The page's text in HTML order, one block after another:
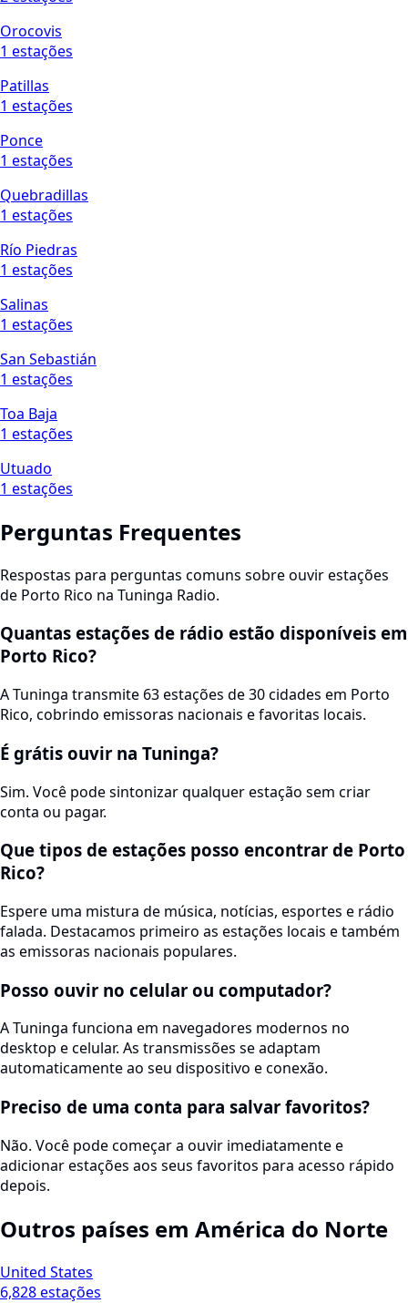
Orocovis
1 estações
Patillas
1 estações
Ponce
1 estações
Quebradillas
1 estações
Río Piedras
1 estações
Salinas
1 estações
San Sebastián
1 estações
Toa Baja
1 estações
Utuado
1 estações
Perguntas Frequentes
Respostas para perguntas comuns sobre ouvir estações
de Porto Rico na Tuninga Radio.
Quantas estações de rádio estão disponíveis em
Porto Rico?
A Tuninga transmite 63 estações de 30 cidades em Porto
Rico, cobrindo emissoras nacionais e favoritas locais.
É grátis ouvir na Tuninga?
Sim. Você pode sintonizar qualquer estação sem criar
conta ou pagar.
Que tipos de estações posso encontrar de Porto
Rico?
Espere uma mistura de música, notícias, esportes e rádio
falada. Destacamos primeiro as estações locais e também
as emissoras nacionais populares.
Posso ouvir no celular ou computador?
A Tuninga funciona em navegadores modernos no
desktop e celular. As transmissões se adaptam
automaticamente ao seu dispositivo e conexão.
Preciso de uma conta para salvar favoritos?
Não. Você pode começar a ouvir imediatamente e
adicionar estações aos seus favoritos para acesso rápido
depois.
Outros países em América do Norte
United States
6,828 estações